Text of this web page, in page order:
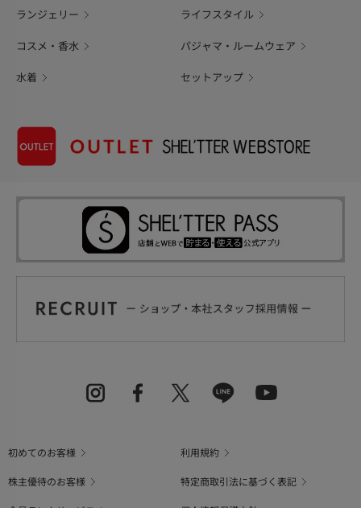
ランジェリー ライフスタイル
コスメ・香水 パジャマ・ルームウェア
水着 セットアップ
初めてのお客様
利用規約
株主優待のお客様
特定商取引法に基づく表記